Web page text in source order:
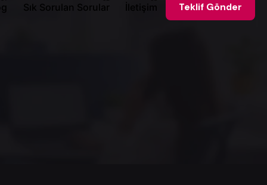
Sık Sorulan Sorular İletişim Teklif Gönder